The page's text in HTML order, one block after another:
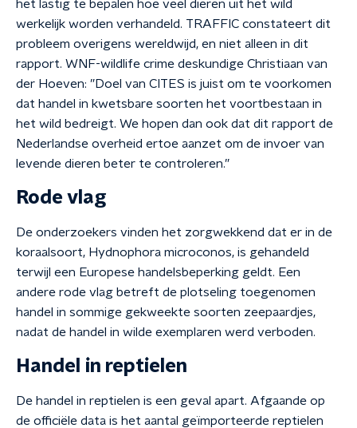
het lastig te bepalen hoe veel dieren uit het wild
werkelijk worden verhandeld. TRAFFIC constateert dit
probleem overigens wereldwijd, en niet alleen in dit
rapport. WNF-wildlife crime deskundige Christiaan van
der Hoeven: ”Doel van CITES is juist om te voorkomen
dat handel in kwetsbare soorten het voortbestaan in
het wild bedreigt. We hopen dan ook dat dit rapport de
Nederlandse overheid ertoe aanzet om de invoer van
levende dieren beter te controleren.”
Rode vlag
De onderzoekers vinden het zorgwekkend dat er in de
koraalsoort, Hydnophora microconos, is gehandeld
terwijl een Europese handelsbeperking geldt. Een
andere rode vlag betreft de plotseling toegenomen
handel in sommige gekweekte soorten zeepaardjes,
nadat de handel in wilde exemplaren werd verboden.
Handel in reptielen
De handel in reptielen is een geval apart. Afgaande op
de officiële data is het aantal geïmporteerde reptielen